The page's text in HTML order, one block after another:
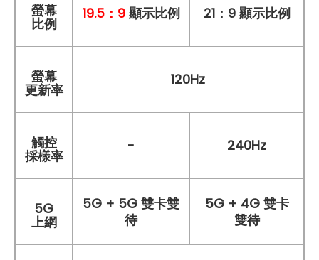
螢幕
比例
19.5：9 顯示比例 21：9 顯示比例
螢幕
更新率
120Hz
觸控
採樣率
- 240Hz
5G
上網
5G + 5G 雙卡雙
待
5G + 4G 雙卡
雙待